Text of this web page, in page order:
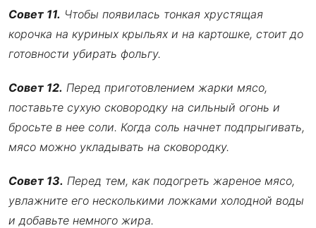
Совет 11. Чтобы появилась тонкая хрустящая
корочка на куриных крыльях и на картошке, стоит до
готовности убирать фольгу.
Совет 12. Перед приготовлением жарки мясо,
поставьте сухую сковородку на сильный огонь и
бросьте в нее соли. Когда соль начнет подпрыгивать,
мясо можно укладывать на сковородку.
Совет 13. Перед тем, как подогреть жареное мясо,
увлажните его несколькими ложками холодной воды
и добавьте немного жира.